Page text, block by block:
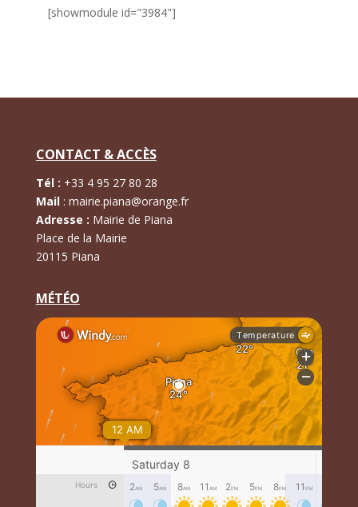
[showmodule id="3984"]
CONTACT & ACCÈS
Tél : +33 4 95 27 80 28
Mail: mairie.piana@orange.fr
Adresse : Mairie de Piana
Place de la Mairie
20115 Piana
MÉTÉO